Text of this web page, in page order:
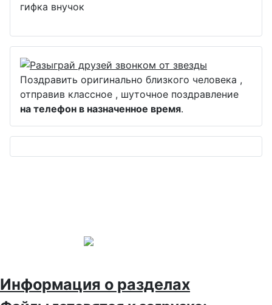
гифка внучок
Поздравить оригинально близкого человека ,
отправив классное , шуточное поздравление
на телефон в назначенное время.
Информация о разделах